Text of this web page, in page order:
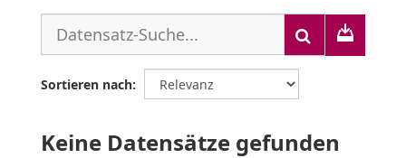
Sortieren nach
Keine Datensätze gefunden